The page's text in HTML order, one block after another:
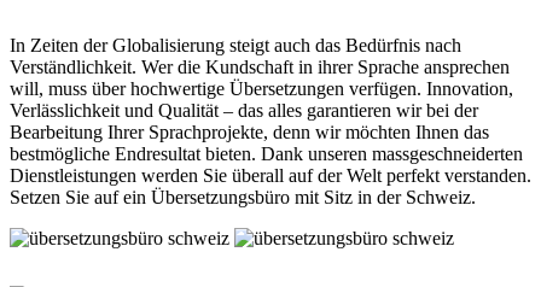
In Zeiten der Globalisierung steigt auch das Bedürfnis nach
Verständlichkeit. Wer die Kundschaft in ihrer Sprache ansprechen
will, muss über hochwertige Übersetzungen verfügen. Innovation,
Verlässlichkeit und Qualität – das alles garantieren wir bei der
Bearbeitung Ihrer Sprachprojekte, denn wir möchten Ihnen das
bestmögliche Endresultat bieten. Dank unseren massgeschneiderten
Dienstleistungen werden Sie überall auf der Welt perfekt verstanden.
Setzen Sie auf ein Übersetzungsbüro mit Sitz in der Schweiz.